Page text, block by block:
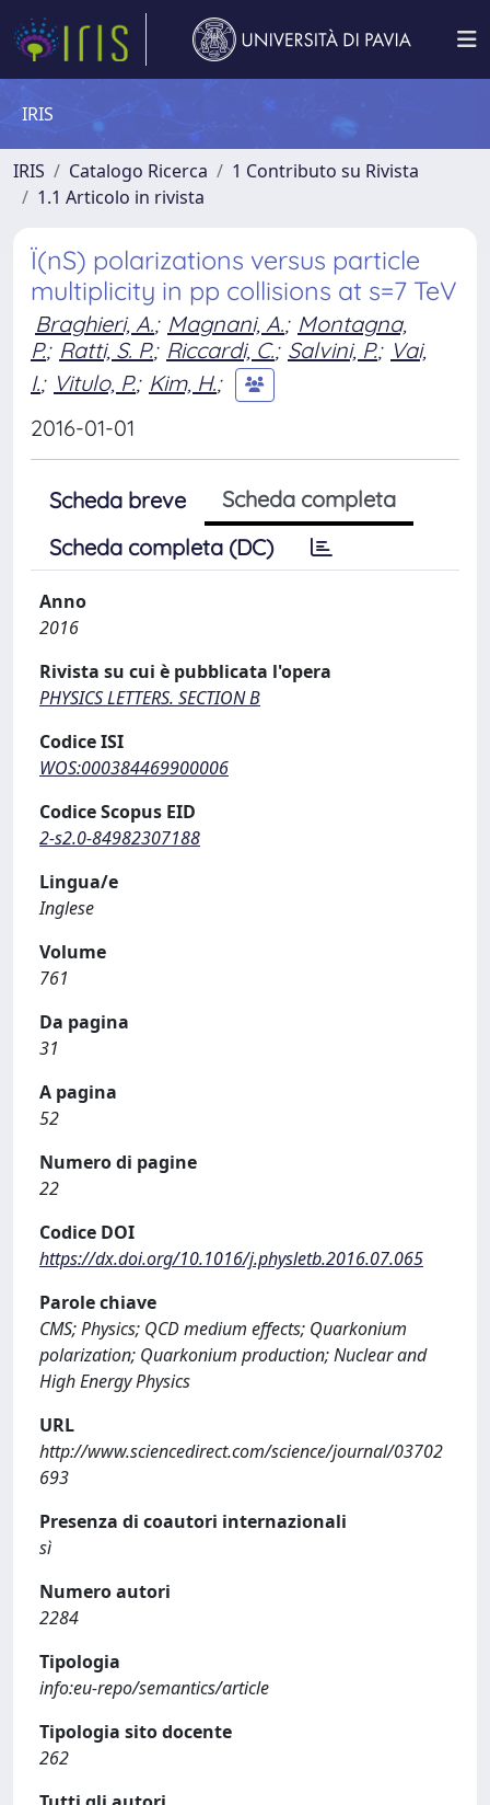
IRIS
IRIS Catalogo Ricerca
1 Contributo su Rivista
1.1 Articolo in rivista
Ï(nS) polarizations versus particle
multiplicity in pp collisions at s=7 TeV
Braghieri, A.; Magnani, A.; Montagna,
P.; Ratti, S. P.; Riccardi, C.; Salvini, P.; Vai,
I.; Vitulo, P.; Kim, H.;
2016-01-01
Scheda breve
Scheda completa
Scheda completa (DC)
Anno
2016
Rivista su cui è pubblicata l'opera
PHYSICS LETTERS. SECTION B
Codice ISI
WOS:000384469900006
Codice Scopus EID
2-s2.0-84982307188
Lingua/e
Inglese
Volume
761
Da pagina
31
A pagina
52
Numero di pagine
22
Codice DOI
https://dx.doi.org/10.1016/j.physletb.2016.07.065
Parole chiave
CMS; Physics; QCD medium effects; Quarkonium
polarization; Quarkonium production; Nuclear and
High Energy Physics
URL
http://www.sciencedirect.com/science/journal/03702
693
Presenza di coautori internazionali
sì
Numero autori
2284
Tipologia
info:eu-repo/semantics/article
Tipologia sito docente
262